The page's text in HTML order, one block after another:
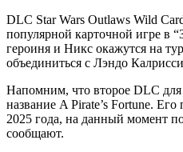
DLC Star Wars Outlaws Wild
популярной карточной игре в
героиня и Никс окажутся на
объединиться с Лэндо
Напомним, что второе DLC для
название A Pirate’s Fortune.
2025 года, на данный момент
сообщают.